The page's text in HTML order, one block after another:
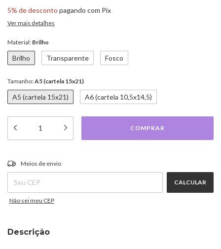
5% de desconto pagando com Pix
Ver mais detalhes
Material: Brilho
Brilho Transparente Fosco
Tamanho:A5 (cartela 15x21)
A5 (cartela 15x21) A6 (cartela 10,5x14,5)
Entregas para o CEP:
Meios de envio
CALCULAR
Não sei meu CEP
Descrição